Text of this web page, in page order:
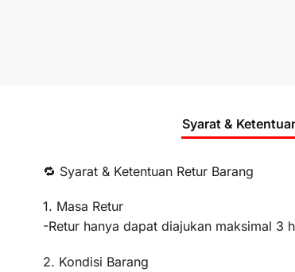
Syarat &
🔁 Syarat & Ketentuan Retur Barang
1. Masa Retur
-Retur hanya dapat diajukan maksimal 3
2. Kondisi Barang